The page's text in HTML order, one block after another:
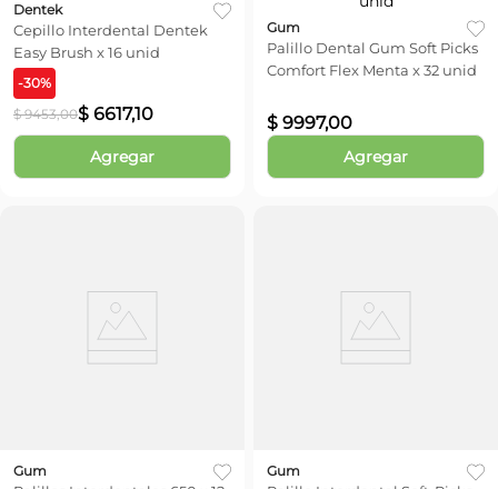
Dentek
Cepillo Interdental Dentek
Easy Brush x 16 unid
-30%
$ 9453,00$ 6617,10
Agregar
Gum
Palillo Dental Gum Soft Picks
Comfort Flex Menta x 32 unid
$ 9997,00
Agregar
Gum Gum